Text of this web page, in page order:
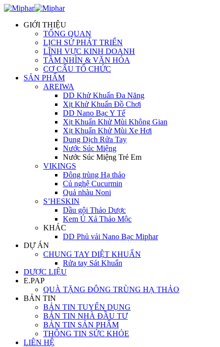
GIỚI THIỆU
TỔNG QUAN
LỊCH SỬ PHÁT TRIỂN
LĨNH VỰC KINH DOANH
TẦM NHÌN & VĂN HÓA
CƠ CẤU TỔ CHỨC
SẢN PHẨM
AREIWA
DD Khử Khuẩn Đa Năng
Xịt Khử Khuẩn Đồ Chơi
DD Nano Bạc Y Tế
Xịt Khuẩn Khử Mùi Không Gian
Xịt Khuẩn Khử Mùi Xe Hơi
Dung Dịch Rửa Tay
Nước Súc Miệng
Nước Súc Miệng Trẻ Em
VIKINGS
Đông trùng Hạ thảo
Củ nghệ Cucurmin
Quả nhàu Noni
S’HESKIN
Dầu gội Thảo Dược
Kem Ủ Xả Thảo Mộc
KHÁC
DD Phủ vải Nano Bạc Miphar
DỰ ÁN
CHUNG TAY DIỆT KHUẨN
Rửa tay Sát Khuẩn
DƯỢC LIỆU
E.PAP
QUÀ TẶNG ĐÔNG TRÙNG HẠ THẢO
BẢN TIN
BẢN TIN TUYỂN DỤNG
BẢN TIN NHÀ ĐẦU TƯ
BẢN TIN SẢN PHẨM
THÔNG TIN SỨC KHỎE
LIÊN HỆ